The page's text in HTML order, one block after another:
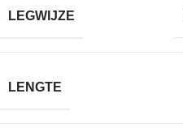
LEGWIJZE
LENGTE